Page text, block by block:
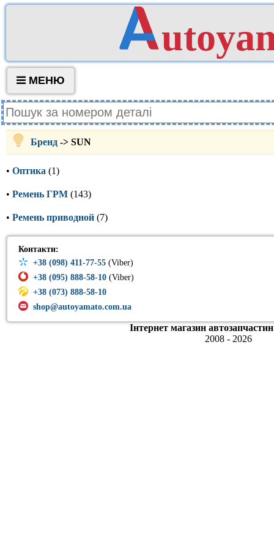
МЕНЮ
Бренд -> SUN
• Оптика (1)
• Ремень ГРМ (143)
• Ремень приводной (7)
Контакти:
+38 (098) 411-77-55 (Viber)
+38 (095) 888-58-10 (Viber)
+38 (073) 888-58-10
shop@autoyamato.com.ua
Інтернет магазин
2008 - 2026